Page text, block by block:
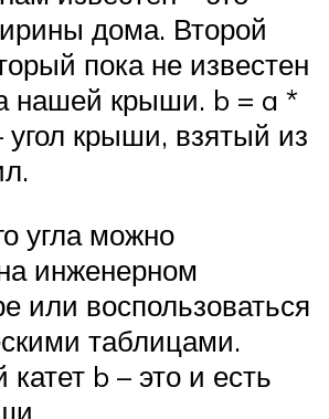
дома. Второй
пока не известен
нашей крыши. b = a *
угол крыши, взятый из
угла можно
инженерном
или воспользоваться
таблицами.
b – это и есть